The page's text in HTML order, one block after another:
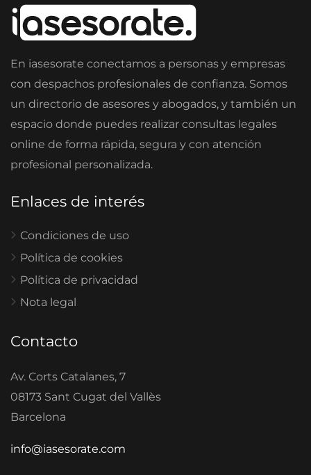
En iasesorate conectamos a personas y empresas
con despachos profesionales de confianza. Somos
un directorio de asesores y abogados, y también un
espacio donde puedes realizar consultas legales
online de forma rápida, segura y con atención
profesional personalizada.
Enlaces de interés
Condiciones de uso
Política de cookies
Política de privacidad
Nota legal
Contacto
Av. Corts Catalanes, 7
08173 Sant Cugat del Vallès
Barcelona
info@iasesorate.com